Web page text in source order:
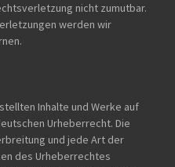
nicht zumutbar.
werden wir
Inhalte und Werke auf
Urheberrecht. Die
und jede Art der
des Urheberrechtes